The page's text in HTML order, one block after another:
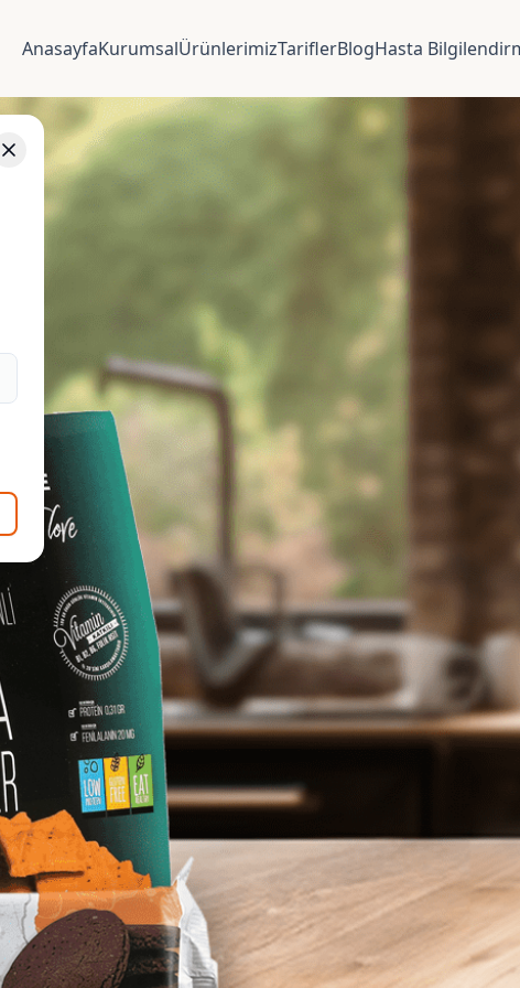
AnasayfaKurumsalÜrünlerimizTariflerBlogHasta